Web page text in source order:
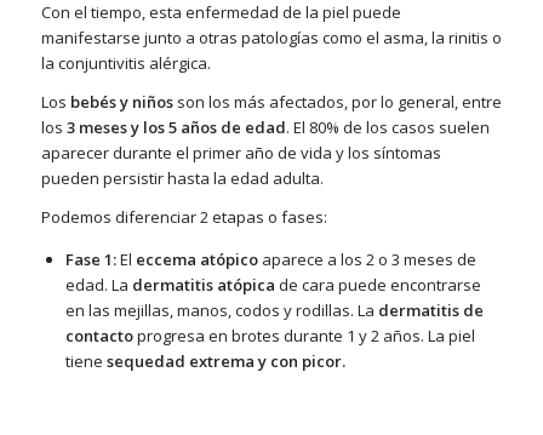
Con el tiempo, esta enfermedad de la piel puede
manifestarse junto a otras patologías como el asma, la rinitis o
la conjuntivitis alérgica.
Los bebés y niñosson los más afectados, por lo general, entre
los 3 meses y los 5 años de edad. El 80% de los casos suelen
aparecer durante el primer año de vida y los síntomas
pueden persistir hasta la edad adulta.
Podemos diferenciar 2 etapas o fases:
Fase 1:El eccema atópicoaparece a los 2 o 3 meses de
edad. La dermatitis atópica de cara puede encontrarse
en las mejillas, manos, codos y rodillas. La dermatitis de
contactoprogresa en brotes durante 1 y 2 años. La piel
tiene sequedad extrema y con picor.